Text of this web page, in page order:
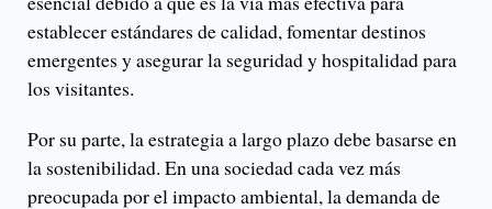
establecer estándares de calidad, fomentar destinos
emergentes y asegurar la seguridad y hospitalidad para
los visitantes.
Por su parte, la estrategia a largo plazo debe basarse en
la sostenibilidad. En una sociedad cada vez más
preocupada por el impacto ambiental, la demanda de